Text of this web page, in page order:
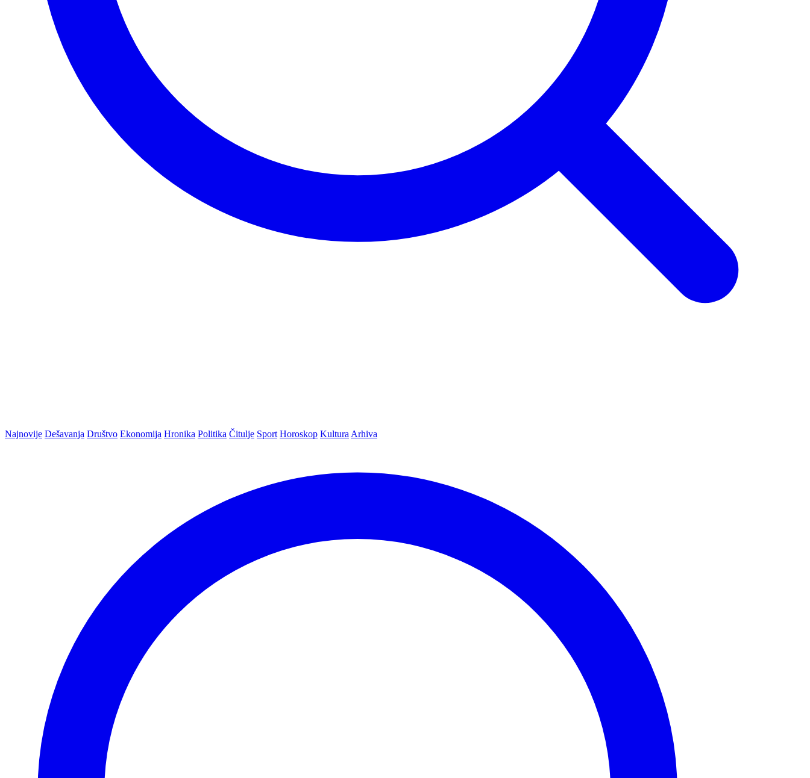
Najnovije Dešavanja Društvo Ekonomija Hronika Politika Čitulje Sport Horoskop Kultura Arhiva